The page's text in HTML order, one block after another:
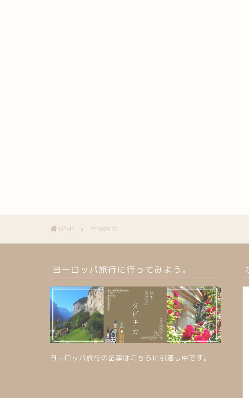
HOME PC190932
ヨーロッパ旅行に行ってみよう。
ヨーロッパ旅行の記事はこちらに引越し中です。